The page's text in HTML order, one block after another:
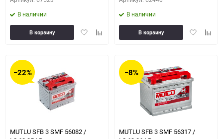
В наличии
ДобавитьДобавить
В корзину
В наличии
Добавить
В корзину
−22%
MUTLU SFB 3 SMF 56082 /
−8%
MUTLU SFB 3 SMF 56317 /